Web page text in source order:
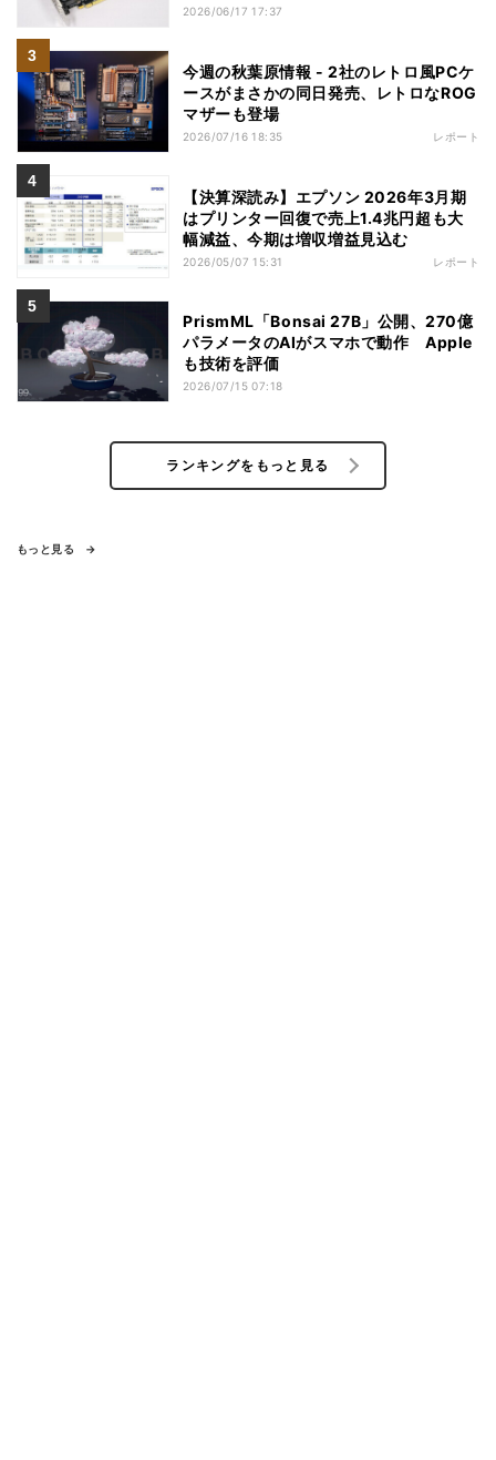
2026/06/17 17:37
今週の秋葉原情報 - 2社のレトロ風PCケ
ースがまさかの同日発売、レトロなROG
マザーも登場
2026/07/16 18:35 レポート
【決算深読み】エプソン 2026年3月期
はプリンター回復で売上1.4兆円超も大
幅減益、今期は増収増益見込む
2026/05/07 15:31 レポート
PrismML「Bonsai 27B」公開、270億
パラメータのAIがスマホで動作 Apple
も技術を評価
2026/07/15 07:18
ランキングをもっと見る
もっと見る